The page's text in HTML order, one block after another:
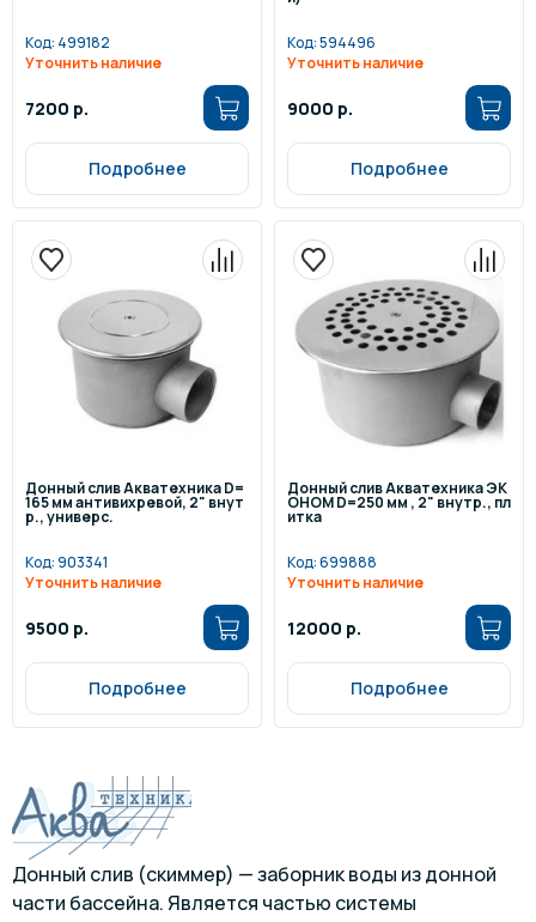
Код: 499182
Уточнить наличие
7200 р.
Подробнее
Код:594496
Уточнить наличие
9000 р.
Подробнее
Донный слив Акватехника D=
165 мм антивихревой, 2" внут
р., универс.
Код:903341
Уточнить наличие
9500 р.
Подробнее
Донный слив Акватехника ЭК
ОНОМ D=250 мм , 2" внутр., пл
итка
Код:699888
Уточнить наличие
12000 р.
Подробнее
Донный слив (скиммер) — заборник воды из донной
части бассейна. Является частью системы